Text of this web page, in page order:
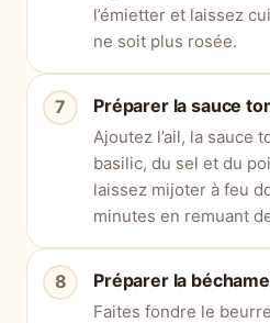
l’émietter et laissez
ne soit plus rosée.
Préparer la sauce
Ajoutez l’ail, la sauce
basilic, du sel et du
laissez mijoter à feu
minutes en remuant
Préparer la
Faites fondre le